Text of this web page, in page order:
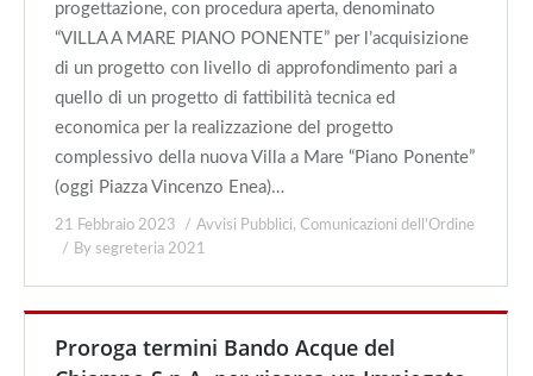
progettazione, con procedura aperta, denominato
“VILLA A MARE PIANO PONENTE” per l’acquisizione
di un progetto con livello di approfondimento pari a
quello di un progetto di fattibilità tecnica ed
economica per la realizzazione del progetto
complessivo della nuova Villa a Mare “Piano Ponente”
(oggi Piazza Vincenzo Enea)…
21 Febbraio 2023 Avvisi Pubblici, Comunicazioni dell'Ordine
By segreteria 2021
Proroga termini Bando Acque del